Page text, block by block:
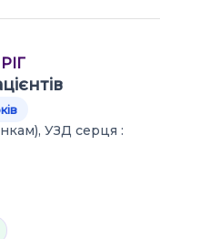
УЗД серця :